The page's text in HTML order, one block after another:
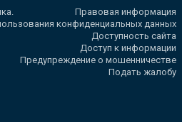
Правовая информация
конфиденциальных данных
Доступность сайта
Доступ к информации
Предупреждение о мошенничестве
Подать жалобу